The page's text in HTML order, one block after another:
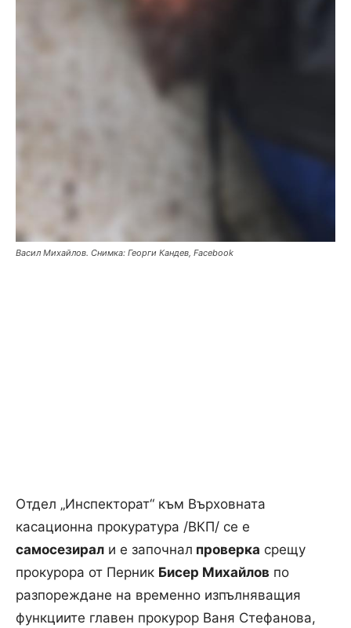
Васил Михайлов. Снимка: Георги Кандев, Facebook
Отдел „Инспекторат“ към Върховната
касационна прокуратура /ВКП/ се е
самосезирал и е започнал проверка срещу
прокурора от Перник Бисер Михайлов по
разпореждане на временно изпълняващия
функциите главен прокурор Ваня Стефанова,